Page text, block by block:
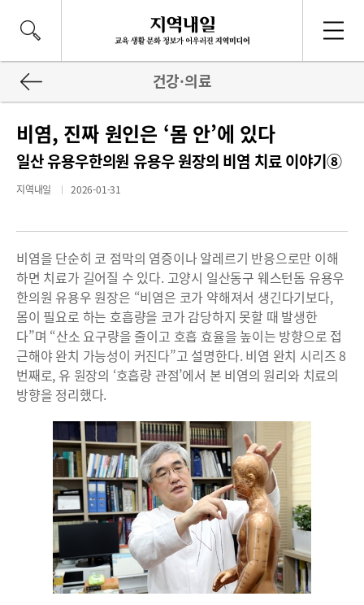
건강·의료
비염, 진짜 원인은 ‘몸 안’에 있다
일산 유용우한의원 유용우 원장의 비염 치료 이야기⑧
지역내일 2026-01-31
비염을 단순히 코 점막의 염증이나 알레르기 반응으로만 이해
하면 치료가 길어질 수 있다. 고양시 일산동구 웨스턴돔 유용우
한의원 유용우 원장은 “비염은 코가 약해져서 생긴다기보다,
몸이 필요로 하는 호흡량을 코가 감당하지 못할 때 발생한
다”며 “산소 요구량을 줄이고 호흡 효율을 높이는 방향으로 접
근해야 완치 가능성이 커진다”고 설명한다. 비염 완치 시리즈 8
번째로, 유 원장의 ‘호흡량 관점’에서 본 비염의 원리와 치료의
방향을 정리했다.